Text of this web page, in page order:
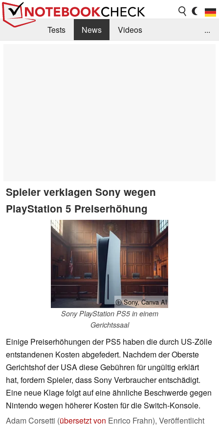
Tests News
Videos
...
Spieler verklagen Sony wegen
PlayStation 5 Preiserhöhung
ⓘ Sony, Canva AI
Sony PlayStation PS5 in einem
Gerichtssaal
Einige Preiserhöhungen der PS5 haben die durch US-Zölle
entstandenen Kosten abgefedert. Nachdem der Oberste
Gerichtshof der USA diese Gebühren für ungültig erklärt
hat, fordern Spieler, dass Sony Verbraucher entschädigt.
Eine neue Klage folgt auf eine ähnliche Beschwerde gegen
Nintendo wegen höherer Kosten für die Switch-Konsole.
Adam Corsetti (übersetzt von Enrico Frahn), Veröffentlicht